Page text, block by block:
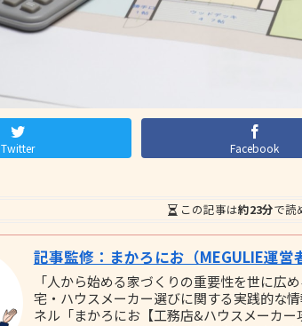
Twitter Facebook
この記事は約23分で読
記事監修：まかろにお（MEGULIE運営
「人から始める家づくりの重要性を世に広
宅・ハウスメーカー選びに関する実践的な
ネル「まかろにお【工務店&ハウスメーカ